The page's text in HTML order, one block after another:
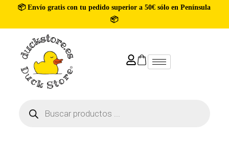
📦 Envío gratis con tu pedido superior a 50€ sólo en Península
📦